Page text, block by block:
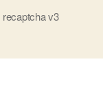
recaptcha v3